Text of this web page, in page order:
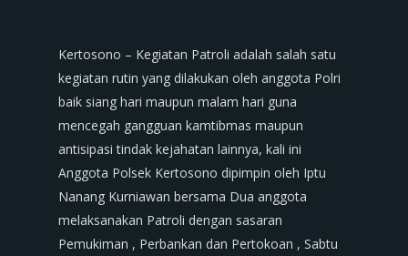
Kertosono – Kegiatan Patroli adalah salah satu
kegiatan rutin yang dilakukan oleh anggota Polri
baik siang hari maupun malam hari guna
mencegah gangguan kamtibmas maupun
antisipasi tindak kejahatan lainnya, kali ini
Anggota Polsek Kertosono dipimpin oleh Iptu
Nanang Kurniawan bersama Dua anggota
melaksanakan Patroli dengan sasaran
Pemukiman , Perbankan dan Pertokoan , Sabtu